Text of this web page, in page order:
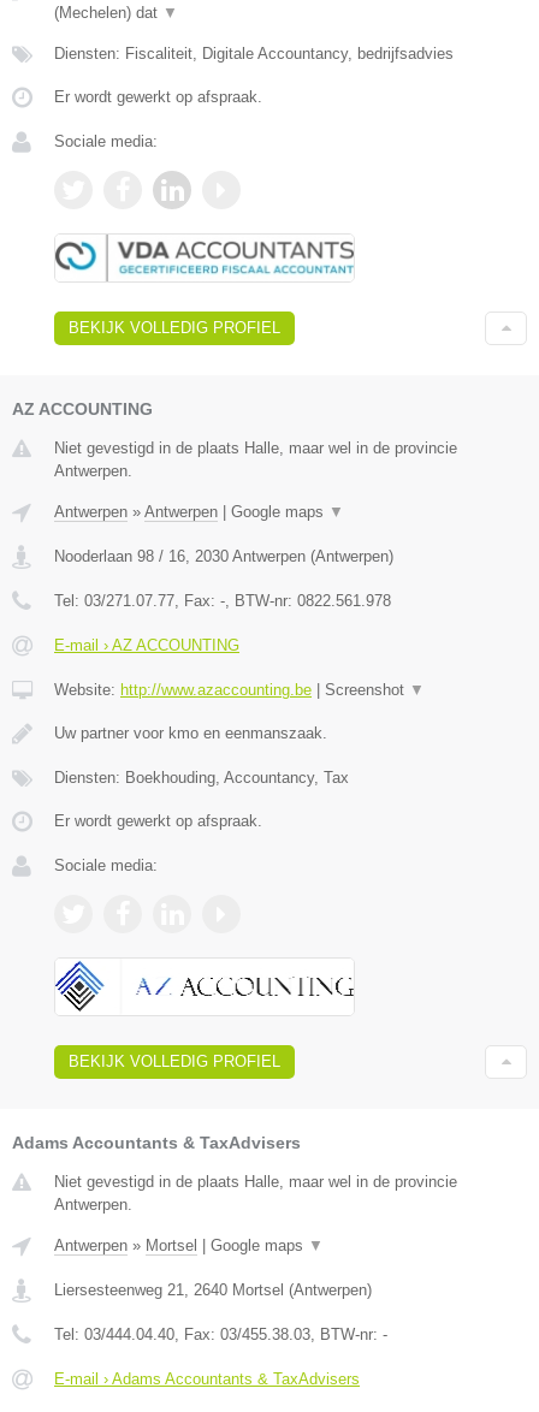
(Mechelen) dat ▼
Diensten: Fiscaliteit, Digitale Accountancy, bedrijfsadvies
Er wordt gewerkt op afspraak.
Sociale media:
BEKIJK VOLLEDIG PROFIEL
AZ ACCOUNTING
Niet gevestigd in de plaats Halle, maar wel in de provincie
Antwerpen.
Antwerpen » Antwerpen Google maps ▼
Nooderlaan 98 / 16, 2030 Antwerpen (Antwerpen)
Tel: 03/271.07.77, Fax: -, BTW-nr: 0822.561.978
E-mail › AZ ACCOUNTING
Website: http://www.azaccounting.be Screenshot ▼
Uw partner voor kmo en eenmanszaak.
Diensten: Boekhouding, Accountancy, Tax
Er wordt gewerkt op afspraak.
Sociale media:
BEKIJK VOLLEDIG PROFIEL
Adams Accountants & TaxAdvisers
Niet gevestigd in de plaats Halle, maar wel in de provincie
Antwerpen.
Antwerpen » Mortsel Google maps ▼
Liersesteenweg 21 2640 Mortsel (Antwerpen)
Tel: 03/444.04.40 , Fax: 03/455.38.03 , BTW-nr: -
E-mail › Adams Accountants & TaxAdvisers